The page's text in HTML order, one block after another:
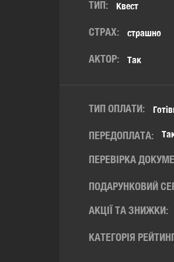
ТИП: Квест
СТРАХ: страшно
АКТОР: Так
ТИП ОПЛАТИ:
ПЕРЕДОПЛАТА:
ПЕРЕВІРКА
ПОДАРУНКОВИЙ
АКЦІЇ ТА ЗНИЖКИ:
КАТЕГОРІЯ